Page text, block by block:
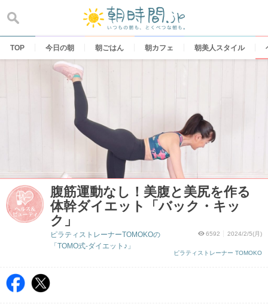
content
TOP 今日の朝 朝ごはん 朝カフェ 朝美人スタイル
腹筋運動なし！美腹と美尻を作る
体幹ダイエット「バック・キッ
ク」
6592 2024/2/5(月)
ピラティストレーナー TOMOKO
ピラティストレーナーTOMOKOの
「TOMO式-ダイエット♪」